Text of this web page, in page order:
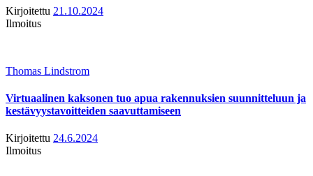
Kirjoitettu 21.10.2024
Ilmoitus
Thomas Lindstrom
Virtuaalinen kaksonen tuo apua rakennuksien suunnitteluun ja
kestävyystavoitteiden saavuttamiseen
Kirjoitettu 24.6.2024
Ilmoitus